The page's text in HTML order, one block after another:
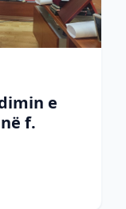
e
f.